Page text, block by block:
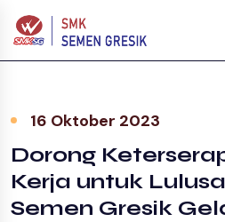
16 Oktober 2023
Dorong
Kerja untuk
Semen Gresik